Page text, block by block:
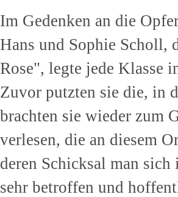
Im Gedenken an die
Hans und Sophie Scholl,
Rose", legte jede Klasse
Zuvor putzten sie die, in
brachten sie wieder zum
verlesen, die an diesem
deren Schicksal man
sehr betroffen und